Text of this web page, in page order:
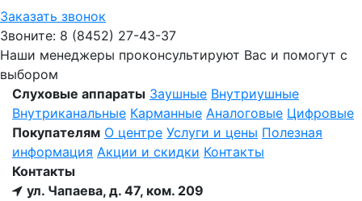
Заказать звонок
Звоните: 8 (8452) 27-43-37
Наши менеджеры проконсультируют Вас и помогут с
выбором
Слуховые аппараты Заушные Внутриушные
Внутриканальные Карманные Аналоговые Цифровые
Покупателям О центре Услуги и цены Полезная
информация Акции и скидки Контакты
Контакты
ул. Чапаева, д. 47, ком. 209